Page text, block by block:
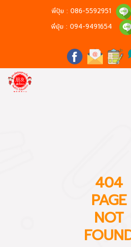
พี่ปุ้ย : 086-5592951
พี่ยุ้ย : 094-9491654
404
PAGE
NOT